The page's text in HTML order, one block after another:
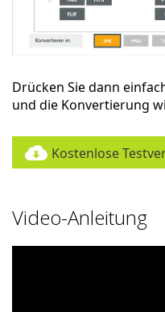
Drücken Sie dann
und die Konvertierung
Kostenlose
Video-Anleitung